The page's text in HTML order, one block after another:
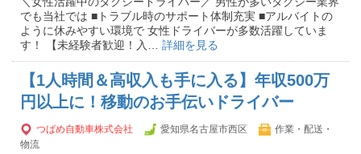
でも当社では ■トラブル時のサポート体制充実 ■アルバイトの
ように休みやすい環境で 女性ドライバーが多数活躍していま
す！ 【未経験者歓迎！入… 詳細を見る
【1人時間＆高収入も手に入る】年収500万
円以上に！移動のお手伝いドライバー
つばめ自動車株式会社 愛知県名古屋市西区
作業・配送・
物流